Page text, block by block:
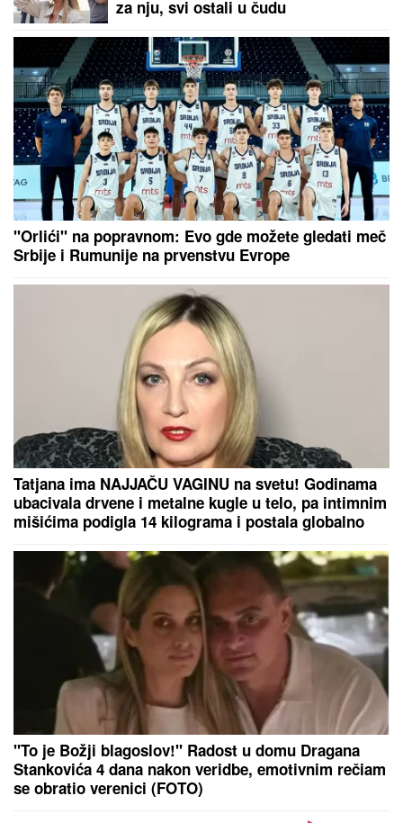
"ZBOG DOKTORKE SAM IZGUBILA POSAO"
Poznata Srpkinja se uništila estetskim zahvatima,
pa vratila prirodan izgled: Sada isplivala stara fotka
SKINULA SE ANA SEVIĆ
bikini, pa mamila poglede na plaži:
Ovakvu je retko viđamo (Foto)
Voditeljki RTS-a TELO CELO U
MIŠIĆIMA, skinula se u bikini i
pokazala RASNE OBLINE Skroz joj
popustile kočnice, slike sa odmora
napravile dar-mar
"NE UMIRE SE ZA LJUDIMA KOJI SU PUCALI U
Brutalno oglašavanje Jovane Jeremić 5 dana
nakon veridbe Dragana Stankovića: "Znali su šta
IZMENA SAOBRAĆAJA ZBOG
SVEČANOG DEFILEA I
FOLKLORISTA:
Manifestacija
"Međunarodi susreti u Obrenovcu"
Ana Radulović prvi put progovorila o
novom dečku! Otkrila šta je uradio
za nju, svi ostali u čudu